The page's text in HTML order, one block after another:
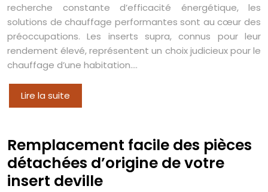
recherche constante d’efficacité énergétique, les
solutions de chauffage performantes sont au cœur des
préoccupations. Les inserts supra, connus pour leur
rendement élevé, représentent un choix judicieux pour le
chauffage d’une habitation….
Lire la suite
Remplacement facile des pièces
détachées d’origine de votre
insert deville